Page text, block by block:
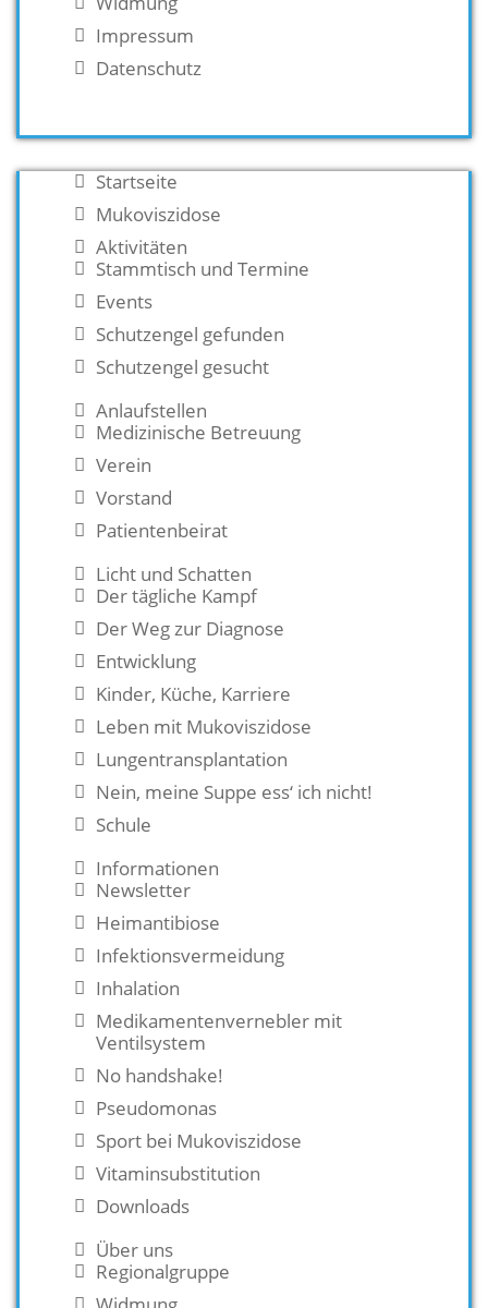
Impressum
Datenschutz
Startseite
Mukoviszidose
Aktivitäten
Stammtisch und Termine
Events
Schutzengel gefunden
Schutzengel gesucht
Anlaufstellen
Medizinische Betreuung
Verein
Vorstand
Patientenbeirat
Licht und Schatten
Der tägliche Kampf
Der Weg zur Diagnose
Entwicklung
Kinder, Küche, Karriere
Leben mit Mukoviszidose
Lungentransplantation
Nein, meine Suppe ess‘ ich nicht!
Schule
Informationen
Newsletter
Heimantibiose
Infektionsvermeidung
Inhalation
Medikamentenvernebler mit
Ventilsystem
No handshake!
Pseudomonas
Sport bei Mukoviszidose
Vitaminsubstitution
Downloads
Über uns
Regionalgruppe